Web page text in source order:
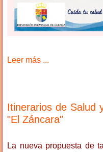
Leer más ...
Itinerarios de Salud
"El Záncara"
La nueva propuesta de